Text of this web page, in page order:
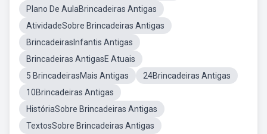
Plano De AulaBrincadeiras Antigas
AtividadeSobre Brincadeiras Antigas
BrincadeirasInfantis Antigas
Brincadeiras AntigasE Atuais
5 BrincadeirasMais Antigas
24Brincadeiras Antigas
10Brincadeiras Antigas
HistóriaSobre Brincadeiras Antigas
TextosSobre Brincadeiras Antigas